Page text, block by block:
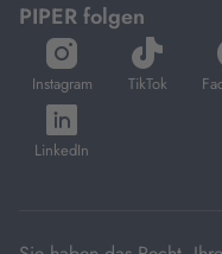
PIPER folgen
Instagram
öffnet
in
neuem
Tab
TikTok
öffnet
in
LinkedIn
öffnet
in